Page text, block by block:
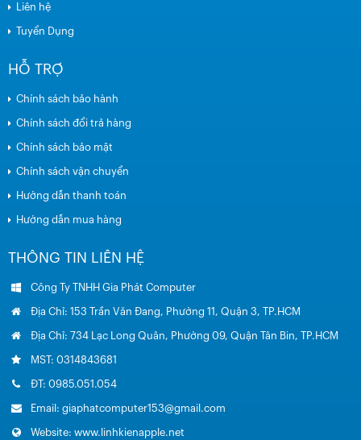
Liên hệ
Tuyển Dụng
HỖ TRỢ
Chính sách bảo hành
Chính sách đổi trả hàng
Chính sách bảo mật
Chính sách vận chuyển
Hướng dẫn thanh toán
Hướng dẫn mua hàng
THÔNG TIN LIÊN HỆ
Công Ty TNHH Gia Phát Computer
Địa Chỉ: 153 Trần Văn Đang, Phường 11, Quận 3, TP.HCM
Địa Chỉ: 734 Lạc Long Quân, Phường 09, Quận Tân Bin, TP.HCM
MST: 0314843681
ĐT: 0985.051.054
Email: giaphatcomputer153@gmail.com
Website: www.linhkienapple.net